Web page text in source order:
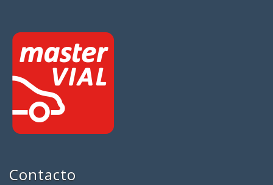
Contacto